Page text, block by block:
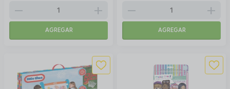
remove add
AGREGAR
remove add
AGREGAR